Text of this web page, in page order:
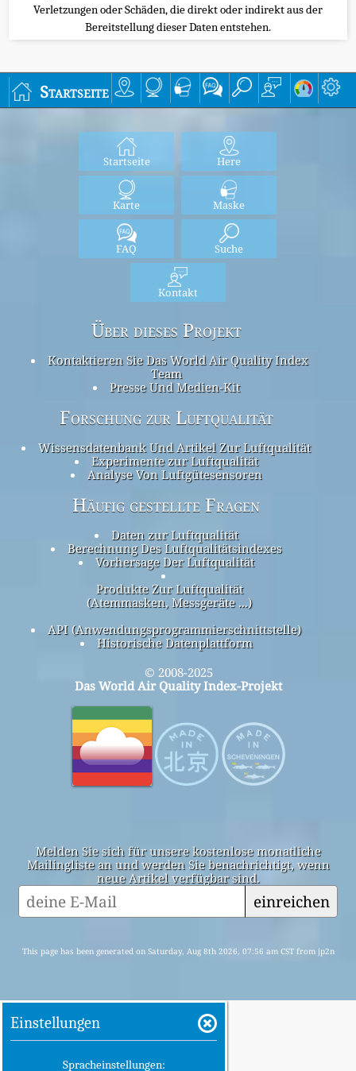
Verletzungen oder Schäden, die direkt oder indirekt aus der
Bereitstellung dieser Daten entstehen.
Startseite
Startseite Here
Karte Maske
FAQ Suche
Kontakt
Über dieses Projekt
Kontaktieren Sie Das World Air Quality Index
Team
Presse Und Medien-Kit
Forschung zur Luftqualität
Wissensdatenbank Und Artikel Zur Luftqualität
Experimente zur Luftqualität
Analyse Von Luftgütesensoren
Häufig gestellte Fragen
Daten zur Luftqualität
Berechnung Des Luftqualitätsindexes
Vorhersage Der Luftqualität
Produkte Zur Luftqualität
(Atemmasken, Messgeräte ...)
API (Anwendungsprogrammierschnittstelle)
Historische Datenplattform
© 2008-2025
Das World Air Quality Index-Projekt
Melden Sie sich für unsere kostenlose monatliche
Mailingliste an und werden Sie benachrichtigt, wenn
neue Artikel verfügbar sind.
einreichen
This page has been generated on Saturday, Aug 8th 2026, 07:56 am CST from jp2n
Einstellungen
Spracheinstellungen: